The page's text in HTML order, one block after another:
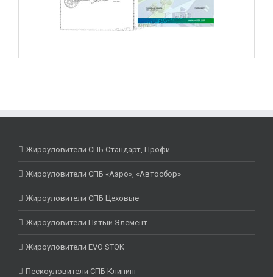
Жироуловители СПБ Стандарт, Профи
Жироуловители СПБ «Аэро», «Автосбор»
Жироуловители СПБ Цеховые
Жироуловители Пятый Элемент
Жироуловители EVO STOK
Пескоуловители СПБ Клининг